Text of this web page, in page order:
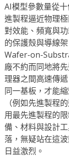
AI模型參數量從
進製程逼近物理
對效能、頻寬與
的保護殼與導線
Wafer-on-
廠不約而同地將
理器之間高速傳
同一基板，才能
（例如先進製程
用最先進製程的
備、材料與設計
落，無疑站在這
日益激烈。